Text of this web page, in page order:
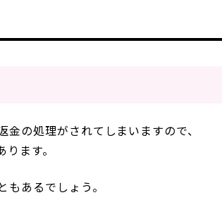
の処理がされてしまいますので、
ます。
あるでしょう。